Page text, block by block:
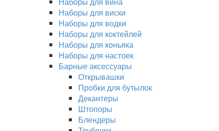
Наборы для виски
Наборы для водки
Наборы для коктейлей
Наборы для коньяка
Наборы для настоек
Барные аксессуары
Открывашки
Пробки для бутылок
Декантеры
Штопоры
Блендеры